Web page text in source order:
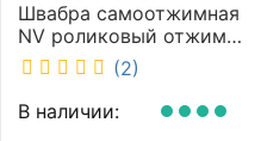
Швабра самоотжимная
NV роликовый отжим
насадка PVA 27 см
телескопическая
рукоятка 70-125 см NV-
SM2712
(2)
В наличии: